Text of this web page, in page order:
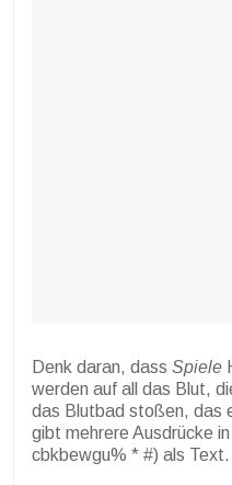
Denk daran, dass Spiele
werden auf all das Blut,
das Blutbad stoßen, das
gibt mehrere Ausdrücke in
cbkbewgu% * #) als Text.